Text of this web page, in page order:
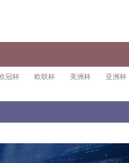
冠杯 欧联杯 美洲杯 亚洲杯